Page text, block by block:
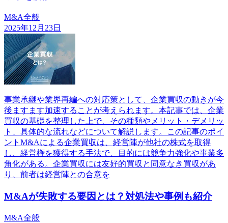
M&A全般
2025年12月23日
事業承継や業界再編への対応策として、企業買収の動きが今
後ますます加速することが考えられます。本記事では、企業
買収の基礎を整理した上で、その種類やメリット・デメリッ
ト、具体的な流れなどについて解説します。この記事のポイ
ントM&Aによる企業買収は、経営陣が他社の株式を取得
し、経営権を獲得する手法で、目的には競争力強化や事業多
角化がある。企業買収には友好的買収と同意なき買収があ
り、前者は経営陣との合意を
M&Aが失敗する要因とは？対処法や事例も紹介
M&A全般